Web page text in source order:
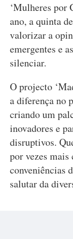
‘Mulheres por
ano, a quinta
valorizar a
emergentes e
silenciar.
O projecto
a diferença no
criando um
inovadores e
disruptivos.
por vezes mais
conveniências
salutar da